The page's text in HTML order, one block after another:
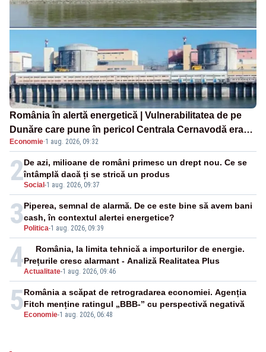
România în alertă energetică | Vulnerabilitatea de pe
Dunăre care pune în pericol Centrala Cernavodă era
cunoscută de pe vremea lui Ceaușescu
Economie·1 aug. 2026, 09:32
2Social -1 aug. 2026, 09:37
De azi, milioane de români primesc un drept nou. Ce se
întâmplă dacă ți se strică un produs
3 Politica-1 aug. 2026, 09:39
Piperea, semnal de alarmă. De ce este bine să avem bani
cash, în contextul alertei energetice?
4Actualitate-1 aug. 2026, 09:46
România, la limita tehnică a importurilor de energie.
Prețurile cresc alarmant - Analiză Realitatea Plus
5 Economie-1 aug. 2026, 06:48
România a scăpat de retrogradarea economiei. Agenția
Fitch menține ratingul „BBB-” cu perspectivă negativă